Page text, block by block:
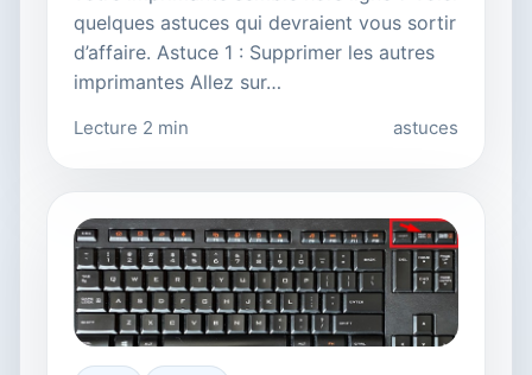
quelques astuces qui devraient vous sortir
d’affaire. Astuce 1 : Supprimer les autres
imprimantes Allez sur…
Lecture 2 min astuces